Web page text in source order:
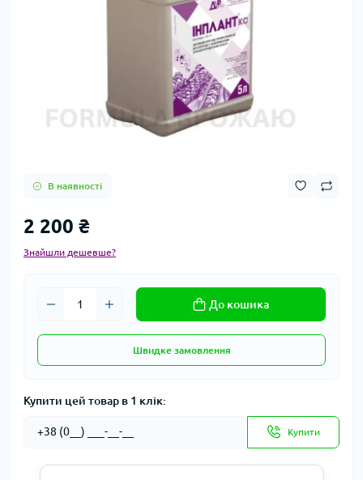
В наявності
2 200 ₴
Знайшли дешевше?
До кошика
Швидке замовлення
Купити цей товар в 1 клік:
Купити